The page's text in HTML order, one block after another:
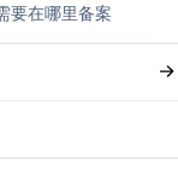
要在哪里备案